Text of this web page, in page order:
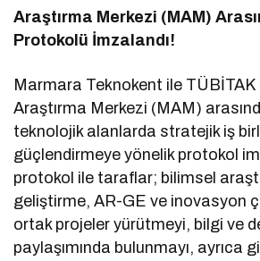
Araştırma Merkezi (MAM)
Protokolü İmzalandı!
Marmara Teknokent ile
Araştırma Merkezi (MAM)
teknolojik alanlarda stratejik iş
güçlendirmeye yönelik protokol
protokol ile taraflar; bilimsel
geliştirme, AR-GE ve inovasyon
ortak projeler yürütmeyi, bilgi ve
paylaşımında bulunmayı, ayrıca